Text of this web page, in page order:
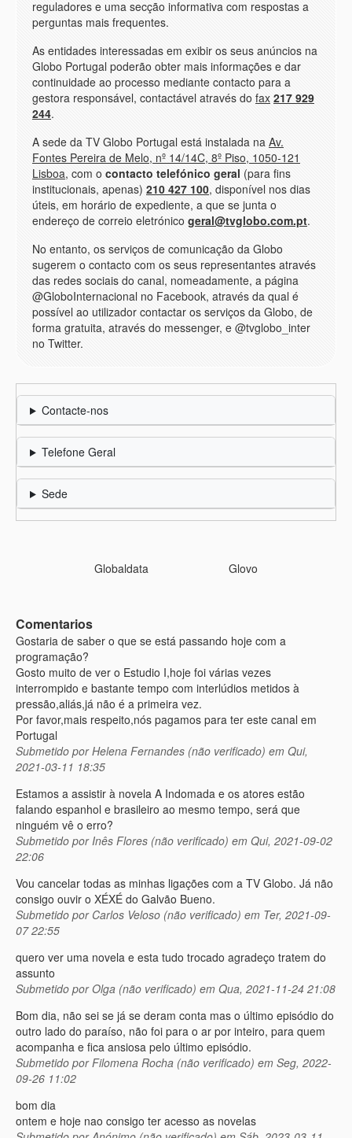
reguladores e uma secção informativa com respostas a
perguntas mais frequentes.
As entidades interessadas em exibir os seus anúncios na
Globo Portugal poderão obter mais informações e dar
continuidade ao processo mediante contacto para a
gestora responsável, contactável através do fax 217 929
244.
A sede da TV Globo Portugal está instalada na Av.
Fontes Pereira de Melo, nº 14/14C, 8º Piso, 1050-121
Lisboa, com o contacto telefónico geral (para fins
institucionais, apenas) 210 427 100, disponível nos dias
úteis, em horário de expediente, a que se junta o
endereço de correio eletrónico geral@tvglobo.com.pt.
No entanto, os serviços de comunicação da Globo
sugerem o contacto com os seus representantes através
das redes sociais do canal, nomeadamente, a página
@GloboInternacional no Facebook, através da qual é
possível ao utilizador contactar os serviços da Globo, de
forma gratuita, através do messenger, e @tvglobo_inter
no Twitter.
Contacte-nos
Telefone Geral
Sede
Globaldata Glovo
Comentarios
Gostaria de saber o que se está passando hoje com a
programação?
Gosto muito de ver o Estudio I,hoje foi várias vezes
interrompido e bastante tempo com interlúdios metidos à
pressão,aliás,já não é a primeira vez.
Por favor,mais respeito,nós pagamos para ter este canal em
Portugal
Submetido porHelena Fernandes (não verificado) em Qui,
2021-03-11 18:35
Estamos a assistir à novela A Indomada e os atores estão
falando espanhol e brasileiro ao mesmo tempo, será que
ninguém vê o erro?
Submetido porInês Flores (não verificado) em Qui, 2021-09-02
22:06
Vou cancelar todas as minhas ligações com a TV Globo. Já não
consigo ouvir o XÉXÉ do Galvão Bueno.
Submetido por Carlos Veloso (não verificado) em Ter, 2021-09-
07 22:55
quero ver uma novela e esta tudo trocado agradeço tratem do
assunto
Submetido porOlga (não verificado) em Qua, 2021-11-24 21:08
Bom dia, não sei se já se deram conta mas o último episódio do
outro lado do paraíso, não foi para o ar por inteiro, para quem
acompanha e fica ansiosa pelo último episódio.
Submetido porFilomena Rocha (não verificado) em Seg, 2022-
09-26 11:02
bom dia
ontem e hoje nao consigo ter acesso as novelas